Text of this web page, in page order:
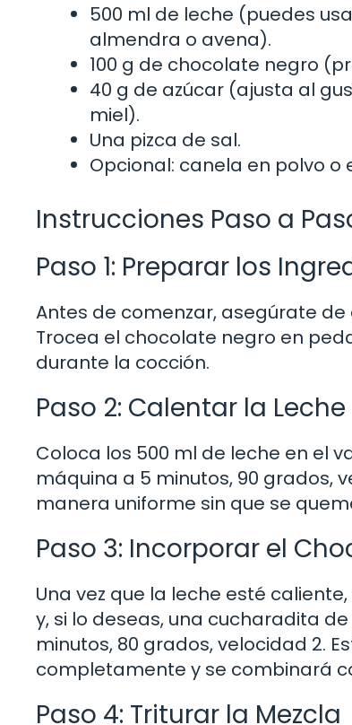
500 ml de leche (puedes
almendra o avena).
100 g de chocolate negro
40 g de azúcar (ajusta al
miel).
Una pizca de sal.
Opcional: canela en polvo
Instrucciones Paso a
Paso 1: Preparar los
Antes de comenzar, asegúrate
Trocea el chocolate negro en
durante la cocción.
Paso 2: Calentar la Leche
Coloca los 500 ml de leche en el
máquina a 5 minutos, 90 grados,
manera uniforme sin que se
Paso 3: Incorporar el
Una vez que la leche esté
y, si lo deseas, una cucharadita
minutos, 80 grados, velocidad 2.
completamente y se combinará
Paso 4: Triturar la Mezcla